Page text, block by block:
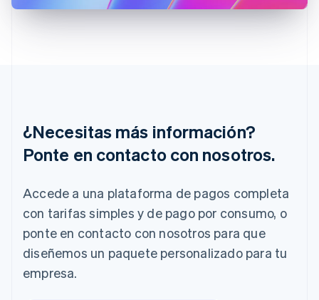
¿Necesitas más información?
Ponte en contacto con nosotros.
Accede a una plataforma de pagos completa
con tarifas simples y de pago por consumo, o
ponte en contacto con nosotros para que
diseñemos un paquete personalizado para tu
empresa.
Italiano English
Japón
日本語 English
Liechtenstein
DeutschEnglish
English
Luxemburgo
Malasia